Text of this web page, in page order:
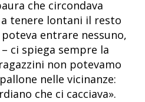
che circondava
a tenere lontani il resto
entrare nessuno,
ci spiega sempre la
non potevamo
nelle vicinanze:
che ci cacciava».